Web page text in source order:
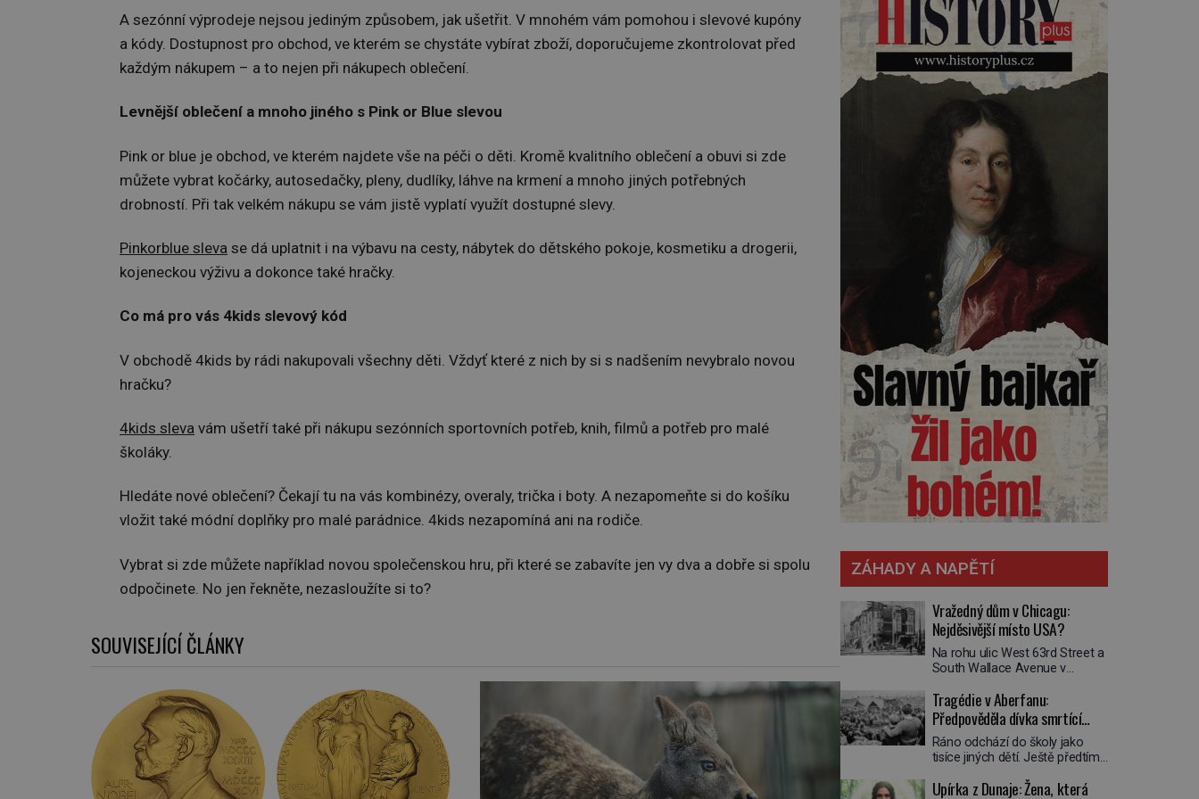
A sezónní výprodeje nejsou jediným způsobem, jak ušetřit. V mnohém vám pomohou i slevové kupóny
a kódy. Dostupnost pro obchod, ve kterém se chystáte vybírat zboží, doporučujeme zkontrolovat před
každým nákupem – a to nejen při nákupech oblečení.
Levnější oblečení a mnoho jiného s Pink or Blue slevou
Pink or blue je obchod, ve kterém najdete vše na péči o děti. Kromě kvalitního oblečení a obuvi si zde
můžete vybrat kočárky, autosedačky, pleny, dudlíky, láhve na krmení a mnoho jiných potřebných
drobností. Při tak velkém nákupu se vám jistě vyplatí využít dostupné slevy.
Pinkorblue sleva se dá uplatnit i na výbavu na cesty, nábytek do dětského pokoje, kosmetiku a drogerii,
kojeneckou výživu a dokonce také hračky.
Co má pro vás 4kids slevový kód
V obchodě 4kids by rádi nakupovali všechny děti. Vždyť které z nich by si s nadšením nevybralo novou
hračku?
4kids sleva vám ušetří také při nákupu sezónních sportovních potřeb, knih, filmů a potřeb pro malé
školáky.
Hledáte nové oblečení? Čekají tu na vás kombinézy, overaly, trička i boty. A nezapomeňte si do košíku
vložit také módní doplňky pro malé parádnice. 4kids nezapomíná ani na rodiče.
Vybrat si zde můžete například novou společenskou hru, při které se zabavíte jen vy dva a dobře si spolu
odpočinete. No jen řekněte, nezasloužíte si to?
SOUVISEJÍCÍ ČLÁNKY
vyjíždějí z fabriky první modely s
Kearnsovým zlepšovákem.
Začíná spor, kterému génius
obětuje vše – čas, rodinu i sám
sebe. Američan Robert William
Kearns (1927–2005), který
během vlastní svatby přijde […]
ZÁHADY A NAPĚTÍ
Vražedný dům v Chicagu:
Nejděsivější místo USA?
Na rohu ulic West 63rd Street a
South Wallace Avenue v
Nemá žádný speciální nápis ani
pamětní desku. A přesto prý
místní zaměstnanci neradi
chodí do sklepa. Právě tady
totiž sídlil sériový vrah H. H.
nejpropracovanější past na lidi
Tragédie v Aberfanu:
Předpověděla dívka smrtící
sesuv půdy?
Ráno odchází do školy jako
tisíce jiných dětí. Ještě předtím
snem. Ve škole, kterou dobře
Upírka z Dunaje: Žena, která